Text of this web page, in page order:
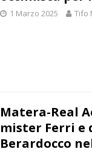
1 Marzo 2025 Tifo
Matera-Real
mister Ferri e
Berardocco